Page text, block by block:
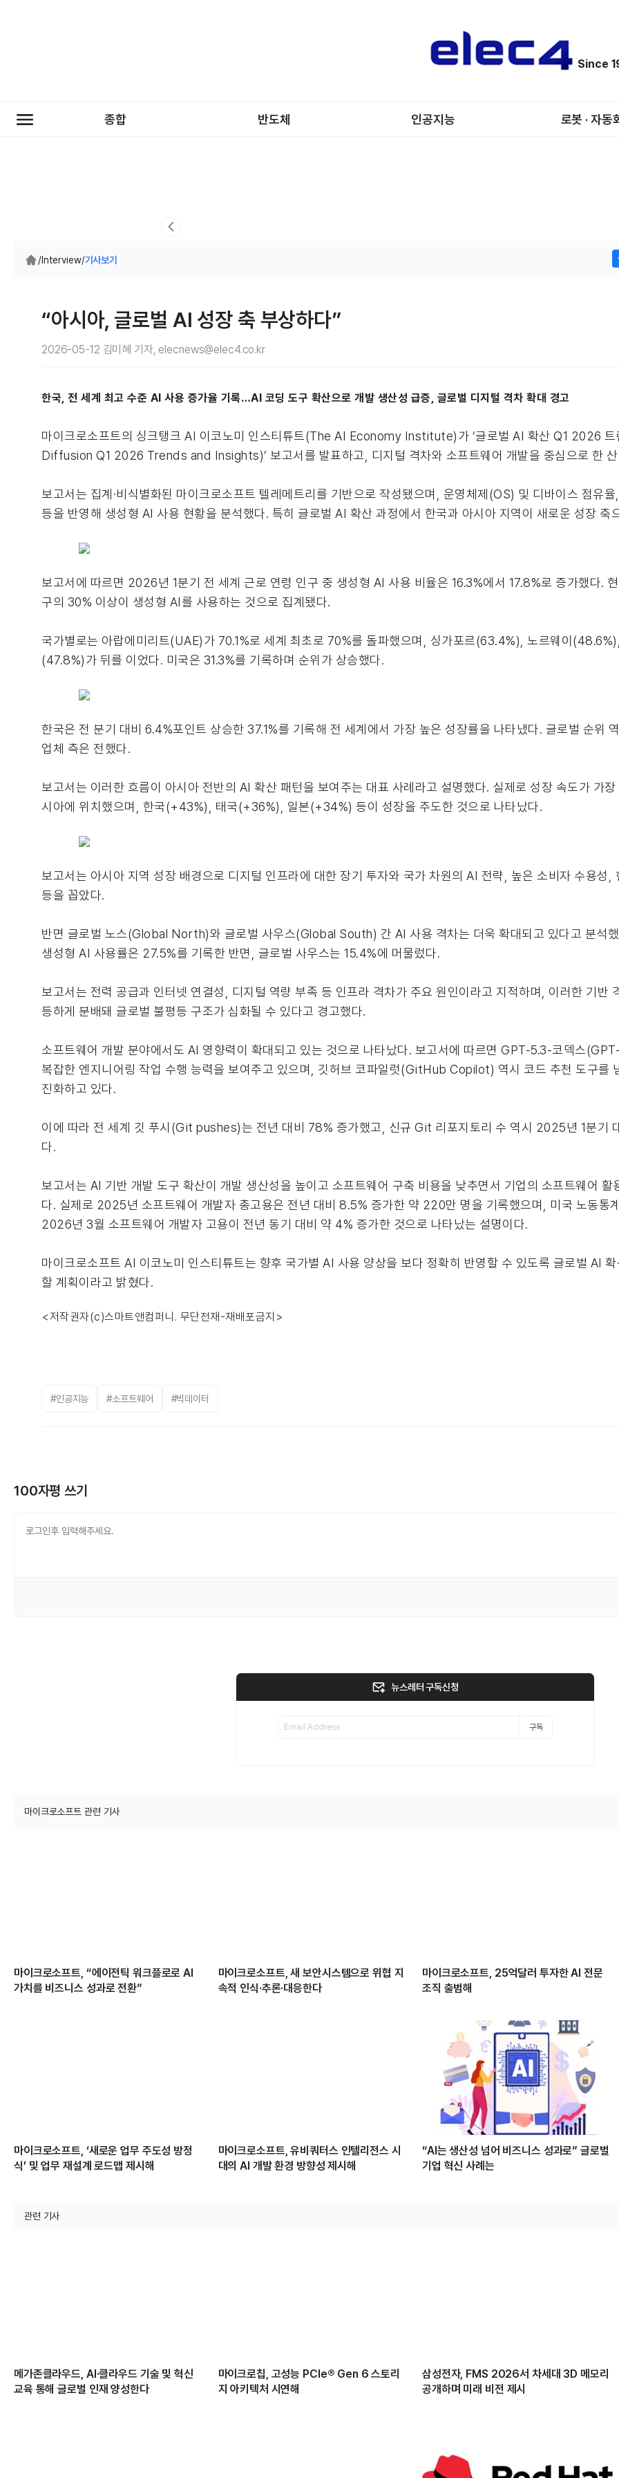
Since
종합 반도체 인공지능 로봇 · 자동
/Interview/기사보기
“아시아, 글로벌 AI 성장 축 부상하다”
2026-05-12 김미혜 기자, elecnews@elec4.co.kr
한국, 전 세계 최고 수준 AI 사용 증가율 기록…AI 코딩 도구 확산으로 개발 생산성 급증, 글로벌 디지털 격차 확대 경고
마이크로소프트의 싱크탱크 AI 이코노미 인스티튜트(The AI Economy Institute)가 ‘글로벌 AI 확산 Q1 2026
Diffusion Q1 2026 Trends and Insights)’ 보고서를 발표하고, 디지털 격차와 소프트웨어 개발을 중심으로 한
보고서는 집계·비식별화된 마이크로소프트 텔레메트리를 기반으로 작성됐으며, 운영체제(OS) 및 디바이스 점유
등을 반영해 생성형 AI 사용 현황을 분석했다. 특히 글로벌 AI 확산 과정에서 한국과 아시아 지역이 새로운 성장 축
보고서에 따르면 2026년 1분기 전 세계 근로 연령 인구 중 생성형 AI 사용 비율은 16.3%에서 17.8%로 증가했다.
구의 30% 이상이 생성형 AI를 사용하는 것으로 집계됐다.
국가별로는 아랍에미리트(UAE)가 70.1%로 세계 최초로 70%를 돌파했으며, 싱가포르(63.4%), 노르웨이
(47.8%)가 뒤를 이었다. 미국은 31.3%를 기록하며 순위가 상승했다.
한국은 전 분기 대비 6.4%포인트 상승한 37.1%를 기록해 전 세계에서 가장 높은 성장률을 나타냈다. 글로벌 순위
업체 측은 전했다.
보고서는 이러한 흐름이 아시아 전반의 AI 확산 패턴을 보여주는 대표 사례라고 설명했다. 실제로 성장 속도가 가
시아에 위치했으며, 한국(+43%), 태국(+36%), 일본(+34%) 등이 성장을 주도한 것으로 나타났다.
보고서는 아시아 지역 성장 배경으로 디지털 인프라에 대한 장기 투자와 국가 차원의 AI 전략, 높은 소비자 수용성,
등을 꼽았다.
반면 글로벌 노스(Global North)와 글로벌 사우스(Global South) 간 AI 사용 격차는 더욱 확대되고 있다고 분석
생성형 AI 사용률은 27.5%를 기록한 반면, 글로벌 사우스는 15.4%에 머물렀다.
보고서는 전력 공급과 인터넷 연결성, 디지털 역량 부족 등 인프라 격차가 주요 원인이라고 지적하며, 이러한 기반
등하게 분배돼 글로벌 불평등 구조가 심화될 수 있다고 경고했다.
소프트웨어 개발 분야에서도 AI 영향력이 확대되고 있는 것으로 나타났다. 보고서에 따르면 GPT-5.3-코덱스
복잡한 엔지니어링 작업 수행 능력을 보여주고 있으며, 깃허브 코파일럿(GitHub Copilot) 역시 코드 추천 도구를
진화하고 있다.
이에 따라 전 세계 깃 푸시(Git pushes)는 전년 대비 78% 증가했고, 신규 Git 리포지토리 수 역시 2025년 1분기
다.
보고서는 AI 기반 개발 도구 확산이 개발 생산성을 높이고 소프트웨어 구축 비용을 낮추면서 기업의 소프트웨어
다. 실제로 2025년 소프트웨어 개발자 총고용은 전년 대비 8.5% 증가한 약 220만 명을 기록했으며, 미국 노동통
2026년 3월 소프트웨어 개발자 고용이 전년 동기 대비 약 4% 증가한 것으로 나타났는 설명이다.
마이크로소프트 AI 이코노미 인스티튜트는 향후 국가별 AI 사용 양상을 보다 정확히 반영할 수 있도록 글로벌 AI
할 계획이라고 밝혔다.
<저작권자(c)스마트앤컴퍼니. 무단전재-재배포금지>
#인공지능 #소프트웨어 #빅데이터
100자평 쓰기
뉴스레터 구독신청
구독
마이크로소프트 관련 기사
마이크로소프트, “에이전틱 워크플로로 AI
가치를 비즈니스 성과로 전환”
마이크로소프트, 새 보안시스템으로 위협 지
속적 인식·추론·대응한다
마이크로소프트, 25억달러 투자한 AI 전문
조직 출범해
마이크로소프트, ‘새로운 업무 주도성 방정
식’ 및 업무 재설계 로드맵 제시해
마이크로소프트, 유비쿼터스 인텔리전스 시
대의 AI 개발 환경 방향성 제시해
“AI는 생산성 넘어 비즈니스 성과로” 글로벌
기업 혁신 사례는
관련 기사
메가존클라우드, AI·클라우드 기술 및 혁신
교육 통해 글로벌 인재 양성한다
마이크로칩, 고성능 PCIe® Gen 6 스토리
지 아키텍처 시연해
삼성전자, FMS 2026서 차세대 3D 메모리
공개하며 미래 비전 제시